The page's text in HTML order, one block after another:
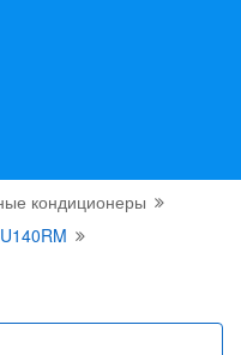
кондиционеры